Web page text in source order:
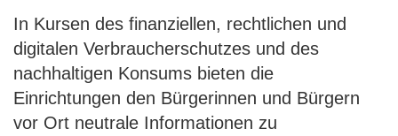
In Kursen des finanziellen, rechtlichen und
digitalen Verbraucherschutzes und des
nachhaltigen Konsums bieten die
Einrichtungen den Bürgerinnen und Bürgern
vor Ort neutrale Informationen zu